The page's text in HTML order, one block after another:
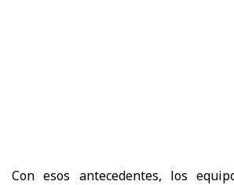
Con esos antecedentes, los